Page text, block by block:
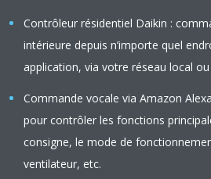
Contrôleur résidentiel Daikin :
intérieure depuis n’importe quel
application, via votre réseau local
Commande vocale via Amazon
pour contrôler les fonctions
consigne, le mode de
ventilateur, etc.